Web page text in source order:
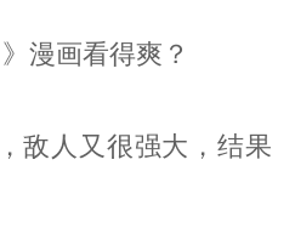
漫画看得爽？
敌人又很强大，结果